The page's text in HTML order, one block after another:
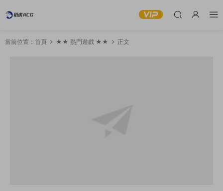
當前位置： 首頁 ★★ 熱門遊戲 ★★ 正文